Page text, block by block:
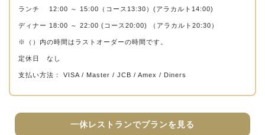
ランチ 12:00 ～ 15:00（コース13:30）(アラカルト14:00)
ディナー 18:00 ～ 22:00 (コース20:00) （アラカルト20:30）
※（）内の時間はラストオーダーの時間です。
定休日 なし
支払い方法： VISA / Master / JCB / Amex / Diners
一休レストランでプランを見る